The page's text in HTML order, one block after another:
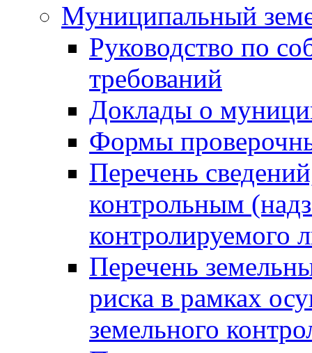
Муниципальный
Руководство по
требований
Доклады о
Формы
Перечень
контрольным
контролируемого
Перечень
риска в рамках
земельного